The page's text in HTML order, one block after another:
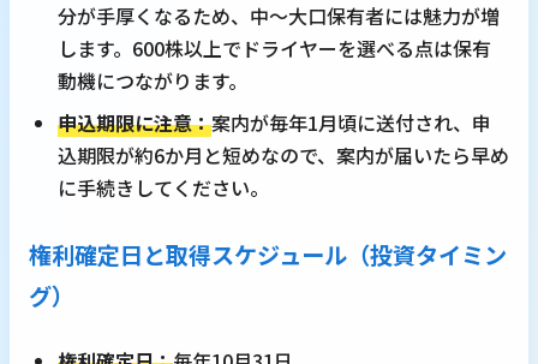
分が手厚くなるため、中～大口保有者には魅力が増
します。600株以上でドライヤーを選べる点は保有
動機につながります。
申込期限に注意：案内が毎年1月頃に送付され、申
込期限が約6か月と短めなので、案内が届いたら早め
に手続きしてください。
権利確定日と取得スケジュール（投資タイミン
グ）